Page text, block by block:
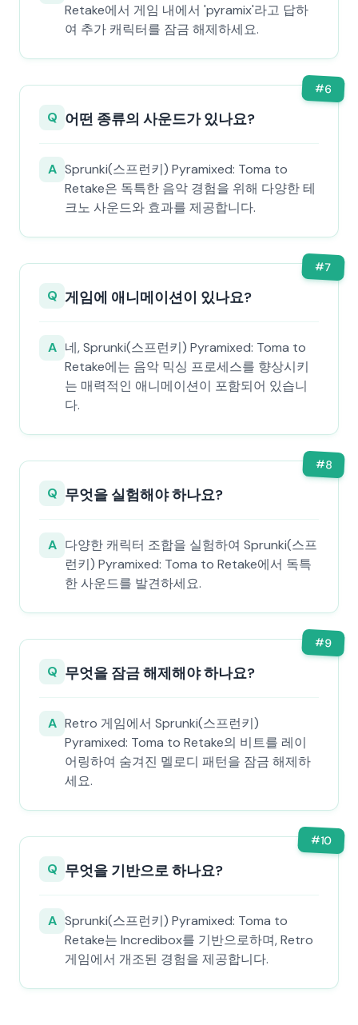
Retake에서 게임 내에서 'pyramix'라고 답하
여 추가 캐릭터를 잠금 해제하세요.
#6
Q 어떤 종류의 사운드가 있나요?
A Sprunki(스프런키) Pyramixed: Toma to
Retake은 독특한 음악 경험을 위해 다양한 테
크노 사운드와 효과를 제공합니다.
#7
Q 게임에 애니메이션이 있나요?
A 네, Sprunki(스프런키) Pyramixed: Toma to
Retake에는 음악 믹싱 프로세스를 향상시키
는 매력적인 애니메이션이 포함되어 있습니
다.
#8
Q 무엇을 실험해야 하나요?
A 다양한 캐릭터 조합을 실험하여 Sprunki(스프
런키) Pyramixed: Toma to Retake에서 독특
한 사운드를 발견하세요.
#9
Q 무엇을 잠금 해제해야 하나요?
A Retro 게임에서 Sprunki(스프런키)
Pyramixed: Toma to Retake의 비트를 레이
어링하여 숨겨진 멜로디 패턴을 잠금 해제하
세요.
#10
Q 무엇을 기반으로 하나요?
A Sprunki(스프런키) Pyramixed: Toma to
Retake는 Incredibox를 기반으로하며, Retro
게임에서 개조된 경험을 제공합니다.